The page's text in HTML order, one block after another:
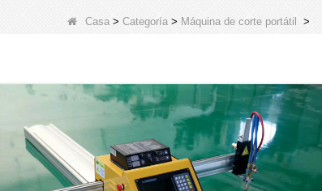
Casa > Categoría > Máquina de corte portátil >